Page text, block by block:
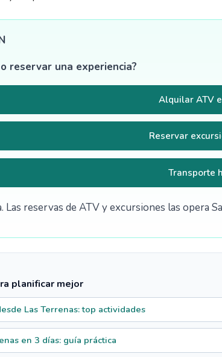
reservar una experiencia?
Alquilar ATV
Reservar
Transporte
reservas de ATV y excursiones las opera
planificar mejor
Las Terrenas: top actividades
en 3 días: guía práctica